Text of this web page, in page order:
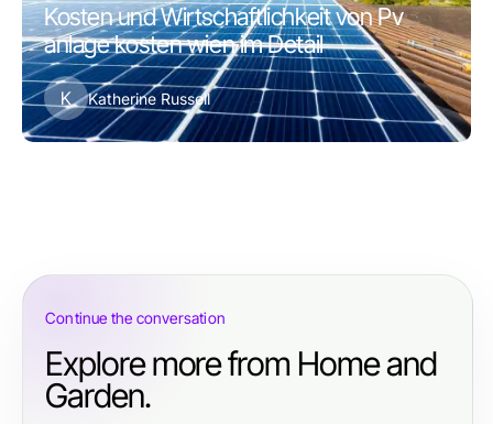
Kosten und Wirtschaftlichkeit von Pv
anlage kosten wien im Detail
K Katherine Russell
Continue the conversation
Explore more from Home and
Garden.